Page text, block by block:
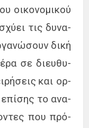
οι­κο­νο­μι­κού
τις δυ­να­
δική
σε διευ­θυ­
και ορ­
επί­σης το ανα­
που πρό­